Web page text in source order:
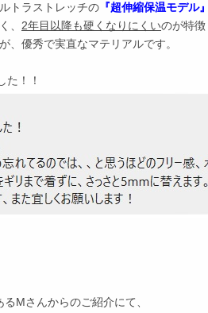
トラストレッチの 『超伸縮保温モデル』
、 2年目以降も硬くなりにくいのが特徴
、優秀で実直なマテリアルです。
た！！
Mさんからのご紹介にて、